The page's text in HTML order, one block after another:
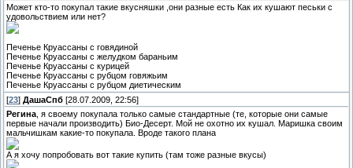
Может кто-то покупал такие вкусняшки ,они разные есть Как их кушают песьки с
удовольствием или нет?
Печенье Круассаны с говядиной
Печенье Круассаны с желудком бараньим
Печенье Круассаны с курицей
Печенье Круассаны с рубцом говяжьим
Печенье Круассаны с рубцом диетическим
[23] ДашаСпб [28.07.2009, 22:56]
Регина , я своему покупала только самые стандартные (те, которые они самые
первые начали производить) Био-Десерт. Мой не охотно их кушал. Маришка своим
мальчишкам какие-то покупала. Вроде такого плана
А я хочу попробовать вот такие купить (там тоже разные вкусы)